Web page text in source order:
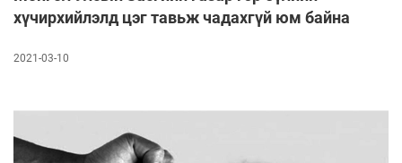
хүчирхийлэлд цэг тавьж чадахгүй юм байна
2021-03-10